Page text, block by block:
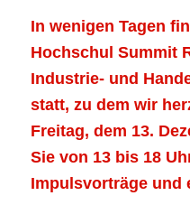
In wenigen Tagen
Hochschul Summit
Industrie- und
statt, zu dem wir
Freitag, dem 13.
Sie von 13 bis 18
Impulsvorträge und